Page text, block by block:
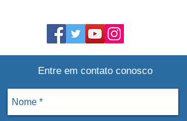
Entre em contato conosco